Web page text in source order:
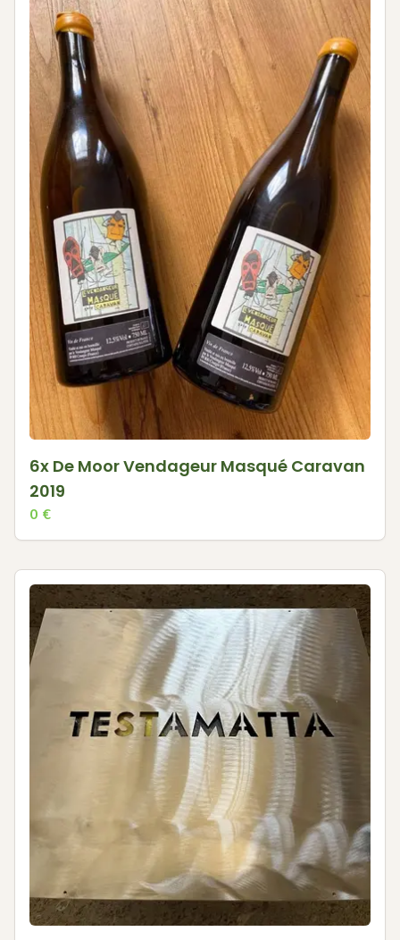
6x De Moor Vendageur Masqué Caravan
2019
0 €